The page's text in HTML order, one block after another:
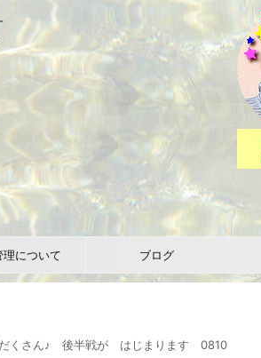
理について ブログ
くさん♪ 後半戦が はじまります 0810